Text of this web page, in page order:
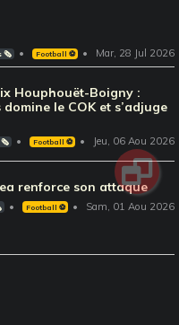
🗞️ Football ⚽️ Mar, 28 Jul 2026
Houphouët-Boigny :
domine le COK et s’adjuge
🗞️ Football ⚽️ Jeu, 06 Aou 2026
renforce son attaque
Football ⚽️ Sam, 01 Aou 2026